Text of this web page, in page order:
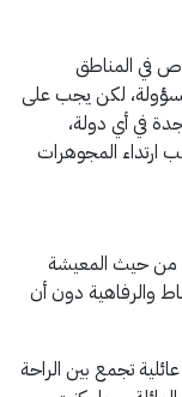
في المناطق
لكن يجب على
في أي دولة،
ارتداء المجوهرات
من حيث المعيشة
والرفاهية دون أن
تجمع بين الراحة